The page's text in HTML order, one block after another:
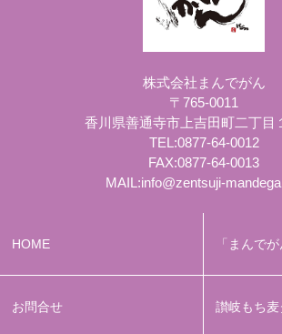
株式会社まんでがん
〒765-0011
香川県善通寺市上吉田町二丁目
TEL:0877-64-0012
FAX:0877-64-0013
MAIL:info@zentsuji-
HOME 「まんで
お問合せ 讃岐もち